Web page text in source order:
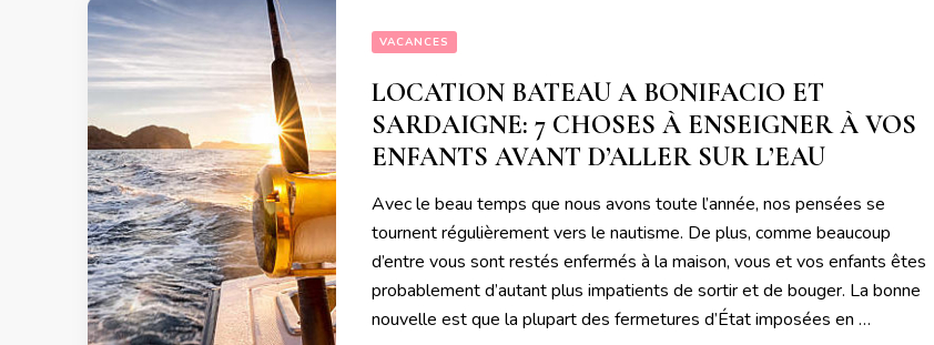
VACANCES
LOCATION BATEAU A BONIFACIO ET
SARDAIGNE: 7 CHOSES À ENSEIGNER À VOS
ENFANTS AVANT D’ALLER SUR L’EAU
Avec le beau temps que nous avons toute l’année, nos pensées se
tournent régulièrement vers le nautisme. De plus, comme beaucoup
d’entre vous sont restés enfermés à la maison, vous et vos enfants êtes
probablement d’autant plus impatients de sortir et de bouger. La bonne
nouvelle est que la plupart des fermetures d’État imposées en …